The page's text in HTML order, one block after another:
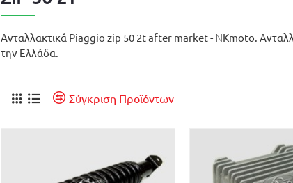
Ανταλλακτικά Piaggio zip 50 2t after market - NKmoto.
την Ελλάδα.
Σύγκριση Προϊόντων